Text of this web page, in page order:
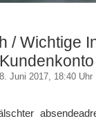
/ Wichtige
Juni 2017, 18:40 Uhr